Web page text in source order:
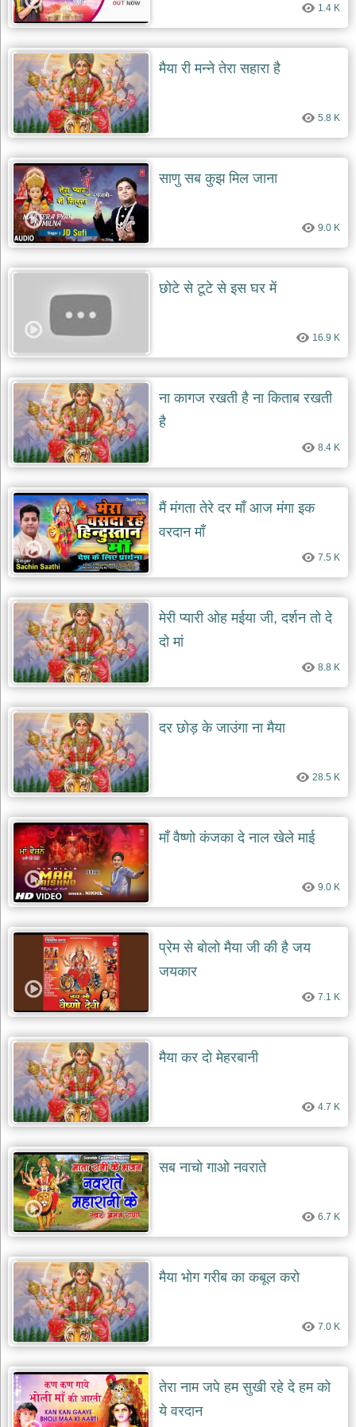
देश
भक्ति
भजन
patriotic
bhajans
खाटू
श्याम
khatu
shaym
bhajans
रानी
सती
दादी
बावा
दयाल
भजन
bawa
lal
dayal
bhajans
शनि
देव
भजन
shani
dev
bhajans
आज
का
भजन
bhajan
of
the
day
भजन
जोड़ें
add
1.4 K
मैया री मन्ने तेरा सहारा है
5.8 K
साणु सब कुझ मिल जाना
9.0 K
छोटे से टूटे से इस घर में
16.9 K
ना कागज रखती है ना किताब रखती
है
8.4 K
मैं मंगता तेरे दर माँ आज मंगा इक
वरदान माँ
7.5 K
मेरी प्यारी ओह मईया जी, दर्शन तो दे
दो मां
8.8 K
दर छोड़ के जाउंगा ना मैया
28.5 K
माँ वैष्णो कंजका दे नाल खेले माई
9.0 K
प्रेम से बोलो मैया जी की है जय
जयकार
7.1 K
मैया कर दो मेहरबानी
4.7 K
सब नाचो गाओ नवराते
6.7 K
मैया भोग गरीब का कबूल करो
7.0 K
तेरा नाम जपे हम सुखी रहे दे हम को
ये वरदान